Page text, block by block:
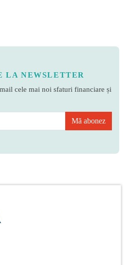
LA NEWSLETTER
cele mai noi sfaturi financiare și
Mă abonez